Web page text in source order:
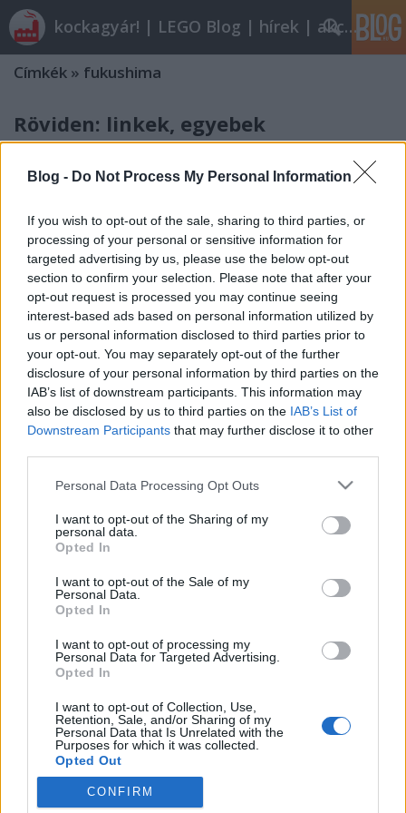
Blog - Do Not Process My Personal Information
If you wish to opt-out of the sale, sharing to third parties, or
processing of your personal or sensitive information for
targeted advertising by us, please use the below opt-out
section to confirm your selection. Please note that after your
opt-out request is processed you may continue seeing
interest-based ads based on personal information utilized by
us or personal information disclosed to third parties prior to
your opt-out. You may separately opt-out of the further
disclosure of your personal information by third parties on the
IAB’s list of downstream participants. This information may
also be disclosed by us to third parties on the IAB’s List of
Downstream Participants that may further disclose it to other
Please note that this website/app uses one or more Google
not limited to your visit or usage behaviour. You may click to
grant or deny consent to Google and its third-party tags to
use your data for below specified purposes in below Google
consent section.
Personal Data Processing Opt Outs
I want to opt-out of the Sharing of my
personal data.
Opted In
I want to opt-out of the Sale of my
Personal Data.
Opted In
I want to opt-out of processing my
Personal Data for Targeted Advertising.
Opted In
I want to opt-out of Collection, Use,
Retention, Sale, and/or Sharing of my
Personal Data that Is Unrelated with the
Purposes for which it was collected.
Opted Out
Google consents
CONFIRM
kockagyár! | LEGO Blog | hírek | akciók |
Címkék » fukushima
Röviden: linkek, egyebek
munkát a kertben. (A bilincset az ágyban ne
kérdezzétek!) Petinek lenni jó! Nézzétek csak, hogy
varrt Ninjagos táskát Dorka a kisfiának! És figyeljétek
a kommentek közt az alkotó önfegyelmét: "A jogdíjas
mintákat nem szívesen…
Röviden: linkek, egyebek
Rékocs•2011. április 15.
Ilyen a Maersk-vonat akció közben, és így épül.Az
Lighthouse Island-ről.Kétlem, hogy bárkinek
megmaradó elemek felhasználása, íme pár ötlet,
hogy…
Röviden: linkek, egyebek
A múlt héten beharangozott Collector's Guide 2.0
LEGOÁruház)Már kapható a Maersk Train, jó borsos
lett az ára.Személyesen találkozhatsz Lego
Monsterrel New Yorkban.Orangyal007 régi lelkes és
aktív olvasónk. Nem kívánunk rendszert…